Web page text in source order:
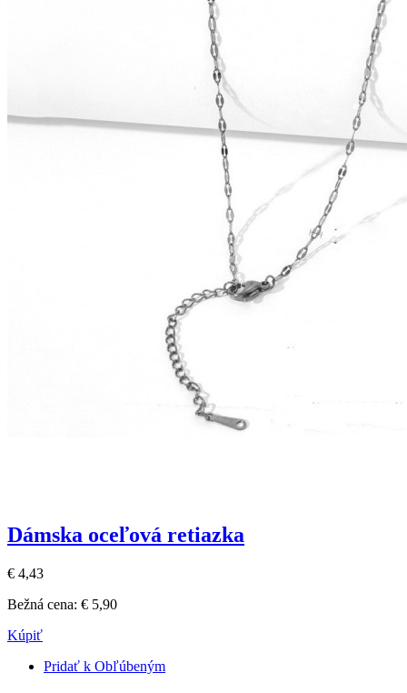
Dámska oceľová retiazka
€ 4,43
Bežná cena: € 5,90
Kúpiť
Pridať k Obľúbeným